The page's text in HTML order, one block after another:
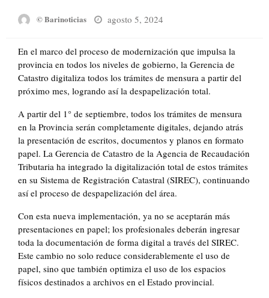
© Barinoticias
Posted
agosto 5, 2024
En el marco del proceso de modernización que impulsa la
provincia en todos los niveles de gobierno, la Gerencia de
Catastro digitaliza todos los trámites de mensura a partir del
próximo mes, logrando así la despapelización total.
A partir del 1° de septiembre, todos los trámites de mensura
en la Provincia serán completamente digitales, dejando atrás
la presentación de escritos, documentos y planos en formato
papel. La Gerencia de Catastro de la Agencia de Recaudación
Tributaria ha integrado la digitalización total de estos trámites
en su Sistema de Registración Catastral (SIREC), continuando
así el proceso de despapelización del área.
Con esta nueva implementación, ya no se aceptarán más
presentaciones en papel; los profesionales deberán ingresar
toda la documentación de forma digital a través del SIREC.
Este cambio no solo reduce considerablemente el uso de
papel, sino que también optimiza el uso de los espacios
físicos destinados a archivos en el Estado provincial.